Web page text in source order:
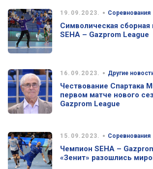
19.09.2023. • Соревнования
Символическая сборная
SEHA – Gazprom League
16.09.2023. • Другие
Чествование Спартака
первом матче нового
Gazprom League
15.09.2023. • Соревнования
Чемпион SEHA –
«Зенит» разошлись